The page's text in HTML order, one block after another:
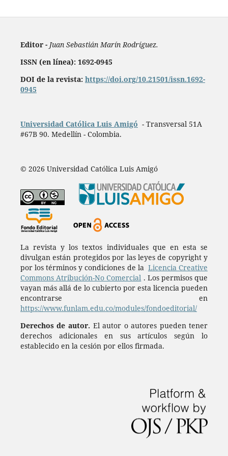
Editor - Juan Sebastián Marín Rodríguez.
ISSN (en línea): 1692-0945
DOI de la revista: https://doi.org/10.21501/issn.1692-
0945
Universidad Católica Luis Amigó - Transversal 51A
#67B 90. Medellín - Colombia.
© 2026 Universidad Católica Luis Amigó
La revista y los textos individuales que en esta se
divulgan están protegidos por las leyes de copyright y
por los términos y condiciones de la Licencia Creative
Commons Atribución-No Comercial . Los permisos que
vayan más allá de lo cubierto por esta licencia pueden
encontrarse en
https://www.funlam.edu.co/modules/fondoeditorial/
Derechos de autor. El autor o autores pueden tener
derechos adicionales en sus artículos según lo
establecido en la cesión por ellos firmada.